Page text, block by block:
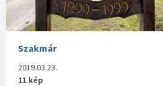
Szakmár
2019.03.23.
11 kép